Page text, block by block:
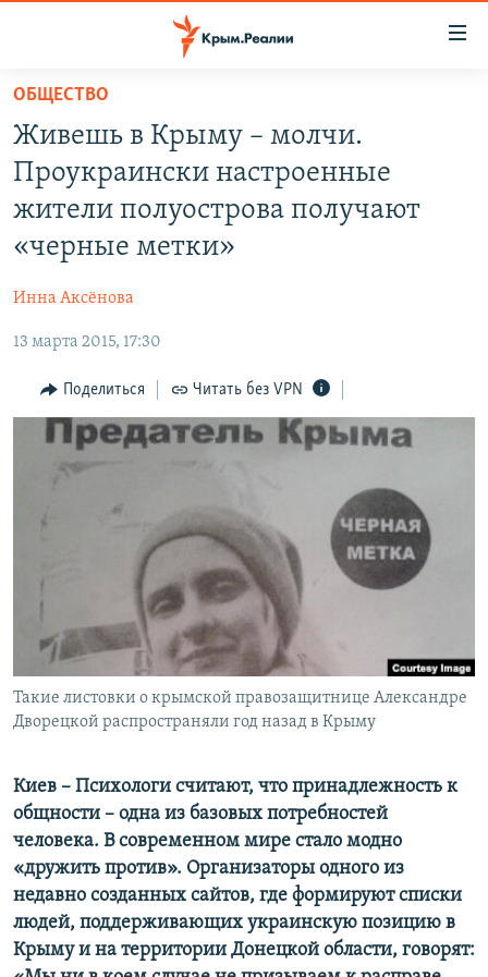
Вернуться
основному
содержанию
Вернутся
главной
Вернутся
ВОДА
ИНФОГРАФИКА
ТЕЛЕПРОЕКТ КРЫМ.РЕАЛИИ
СОВЕТЫ ПРАВОЗАЩИТНИКОВ
ПРОПАВШИЕ БЕЗ ВЕСТИ
ПОБЕДИТЕЛЕЙ НЕ СУДЯТ?
КРЫМ.НЕПОКОРЕННЫЙ
УКРАИНСКАЯ ПРОБЛЕМА КРЫМА
КАК ОБОЙТИ БЛОКИРОВКУ
Qırımtatar
ПРИСОЕДИНЯЙТЕСЬ!
Все сайты RFE/RL
ОБЩЕСТВО
Живешь в Крыму – молчи.
Проукраински настроенные
жители полуострова получают
«черные метки»
Инна Аксёнова
13 марта 2015, 17:30
Поделиться Читать без VPN
Такие листовки о крымской правозащитнице Александре
Дворецкой распространяли год назад в Крыму
Киев – Психологи считают, что принадлежность к
общности – одна из базовых потребностей
человека. В современном мире стало модно
«дружить против». Организаторы одного из
недавно созданных сайтов, где формируют списки
людей, поддерживающих украинскую позицию в
Крыму и на территории Донецкой области, говорят: